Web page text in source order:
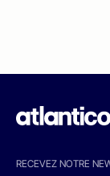
RECEVEZ NOTRE